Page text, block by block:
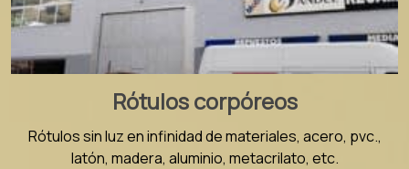
Rótulos corpóreos
Rótulos sin luz en infinidad de materiales, acero, pvc.,
latón, madera, aluminio, metacrilato, etc.